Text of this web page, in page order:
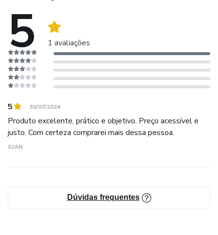
5 1 avaliações
5 30/07/2024
Produto excelente, prático e objetivo. Preço acessível e
justo. Com certeza comprarei mais dessa pessoa.
JUAN
Dúvidas frequentes